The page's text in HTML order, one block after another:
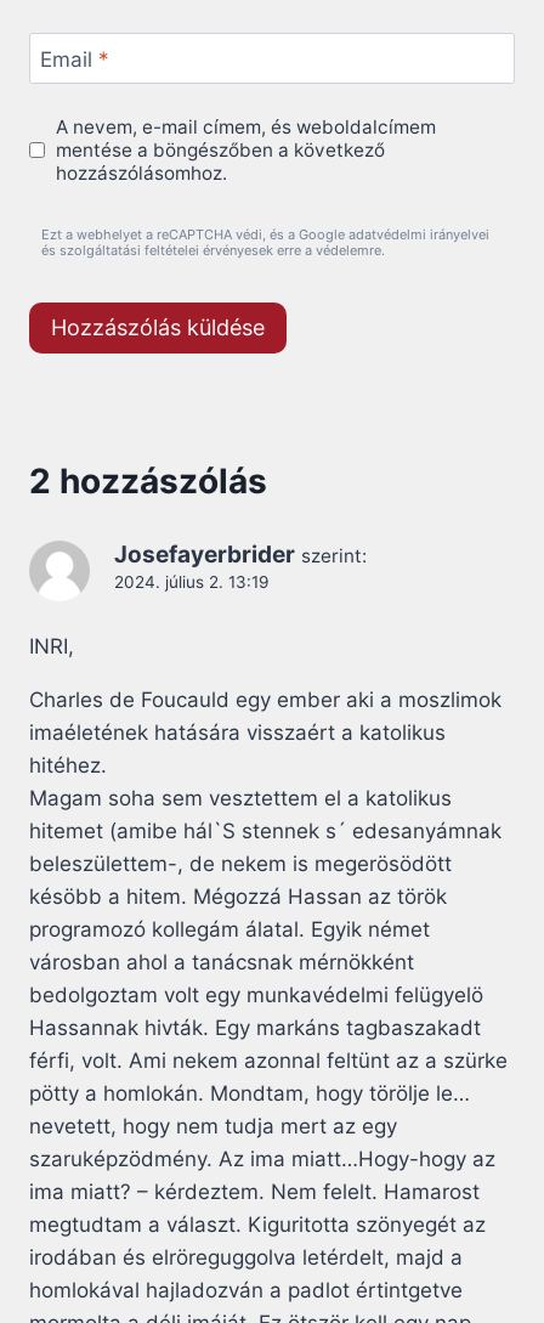
Email *
A nevem, e-mail címem, és weboldalcímem
mentése a böngészőben a következő
hozzászólásomhoz.
Ezt a webhelyet a reCAPTCHA védi, és a Google adatvédelmi irányelvei
és szolgáltatási feltételei érvényesek erre a védelemre.
2 hozzászólás
Josefayerbrider szerint:
2024. július 2. 13:19
INRI,
Charles de Foucauld egy ember aki a moszlimok
imaéletének hatására visszaért a katolikus
hitéhez.
Magam soha sem vesztettem el a katolikus
hitemet (amibe hál`S stennek s´ edesanyámnak
beleszülettem-, de nekem is megerösödött
késöbb a hitem. Mégozzá Hassan az török
programozó kollegám álatal. Egyik német
városban ahol a tanácsnak mérnökként
bedolgoztam volt egy munkavédelmi felügyelö
Hassannak hivták. Egy markáns tagbaszakadt
férfi, volt. Ami nekem azonnal feltünt az a szürke
pötty a homlokán. Mondtam, hogy törölje le…
nevetett, hogy nem tudja mert az egy
szaruképzödmény. Az ima miatt…Hogy-hogy az
ima miatt? – kérdeztem. Nem felelt. Hamarost
megtudtam a választ. Kiguritotta szönyegét az
irodában és elröreguggolva letérdelt, majd a
homlokával hajladozván a padlot értintgetve